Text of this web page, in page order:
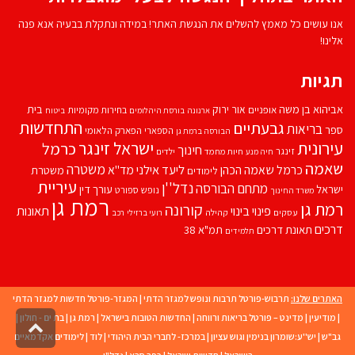
אנו עושים כל מאמץ להשלים את הנגשת האתר! במידה ונתקלת בבעיה אנא פנה
אלינו!
תגיות
אביהוא בן משהאופניים אור ירוק ארנונה בורסת היהלומים בחירות מקומיות ביטוח בית
ספרבריאותגבעתיים הבורסה ברמת גן הספארי הפארק הלאומי התחדשות
עירוניתזינגר חיה מנע חיות מחמד חינוך ילדים ישראל זינגרכרמל
שאמה כרמל שאמה הכהן לימודים ליעד אילנימד''אמשטרה משטרת
ישראל משרד החינוך מתחם הבורסהנדל''ן נופש ספורט עורך דין עיריית
רמת גן עסקים פינוי בינוי קהילה קורונה רועי ברזילי רכב רמת גן תאונות
דרכים תאונת דרכים תלמידים תמ"א 38
האתרים שלנו: תרבוש-פורטל תרבות ונופש למגזר הדתי | המגזר-פורטל חדשות למגזר הדתי
| מודיעין | מדינט – פורטל בריאות ורווחה | החדשות הטובות בישראל | רמת גן | בת ים - חולון |
גב"ש | יש''ע:שומרון בנימין וגוש עציון | במרכז- לחברי הבית היהודי |לוד |לימודים אקדמאיים